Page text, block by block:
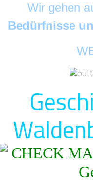
Wir gehen
Bedürfnisse